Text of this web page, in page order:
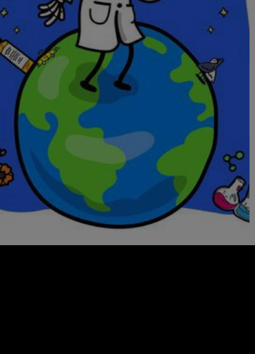
Contactez-nous
Trouver Un Magasin
Trouver une boutique Kiehl's
FAQ
Expédition et Retours
Développement Durable
Philanthropie
Produits Discontinués
Services Cadeaux D’Entreprise
Nos Engagements